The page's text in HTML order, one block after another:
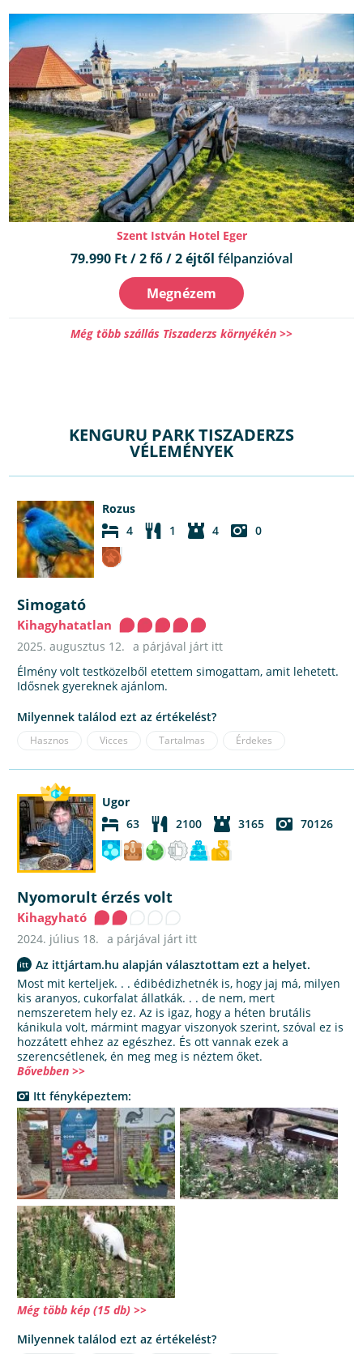
Szent István Hotel Eger
79.990 Ft / 2 fő / 2 éjtől félpanzióval
Megnézem
Még több szállás Tiszaderzs környékén >>
KENGURU PARK TISZADERZS
VÉLEMÉNYEK
Rozus
4
1 4 0
Simogató
Kihagyhatatlan
2025. augusztus 12. a párjával járt itt
Élmény volt testközelből etettem simogattam, amit lehetett.
Idősnek gyereknek ajánlom.
Milyennek találod ezt az értékelést?
Hasznos Vicces Tartalmas Érdekes
Ugor
63
2100 3165 70126
Nyomorult érzés volt
Kihagyható
2024. július 18. a párjával járt itt
Az ittjártam.hu alapján választottam ezt a helyet.
Most mit kerteljek. . . édibédizhetnék is, hogy jaj má, milyen
kis aranyos, cukorfalat állatkák. . . de nem, mert
nemszeretem hely ez. Az is igaz, hogy a héten brutális
kánikula volt, mármint magyar viszonyok szerint, szóval ez is
hozzátett ehhez az egészhez. És ott vannak ezek a
szerencsétlenek, én meg meg is néztem őket.
Bővebben >>
Itt fényképeztem:
Még több kép (15 db) >>
Milyennek találod ezt az értékelést?